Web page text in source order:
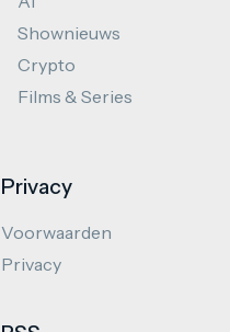
Shownieuws
Crypto
Films & Series
Privacy
Voorwaarden
Privacy